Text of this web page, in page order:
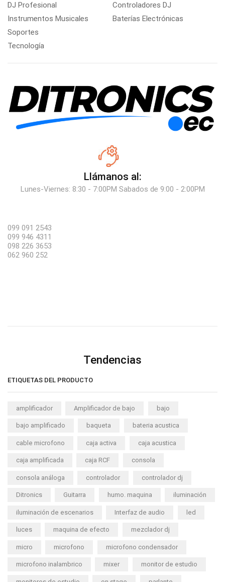
DJ Profesional
Instrumentos Musicales
Soportes
Tecnología
Controladores DJ
Baterías Electrónicas
Llámanos al:
Lunes-Viernes: 8:30 - 7:00PM Sabados de 9:00 - 2:00PM
099 091 2543
099 946 4311
098 226 3653
062 960 252
Tendencias
ETIQUETAS DEL PRODUCTO
amplificador Amplificador de bajo bajo
bajo amplificado baqueta bateria acustica
cable microfono caja activa caja acustica
caja amplificada caja RCF consola
consola análoga controlador controlador dj
Ditronics Guitarra humo. maquina iluminación
iluminación de escenarios Interfaz de audio led
luces maquina de efecto mezclador dj
micro microfono microfono condensador
microfono inalambrico mixer monitor de estudio